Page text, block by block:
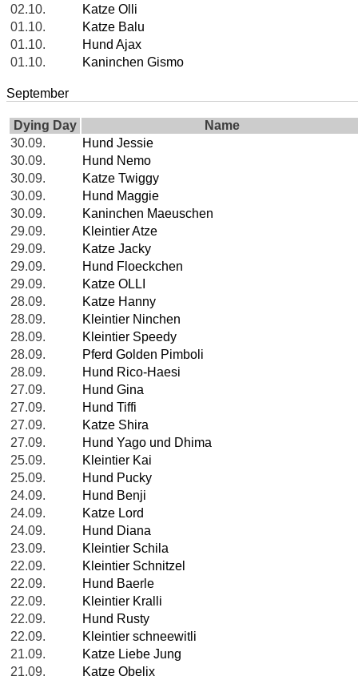
02.10.
Katze Olli
01.10.
Katze Balu
01.10.
Hund Ajax
01.10.
Kaninchen Gismo
September
Dying Day
Name
30.09.
Hund Jessie
30.09.
Hund Nemo
30.09.
Katze Twiggy
30.09.
Hund Maggie
30.09.
Kaninchen Maeuschen
29.09.
Kleintier Atze
29.09.
Katze Jacky
29.09.
Hund Floeckchen
29.09.
Katze OLLI
28.09.
Katze Hanny
28.09.
Kleintier Ninchen
28.09.
Kleintier Speedy
28.09.
Pferd Golden Pimboli
28.09.
Hund Rico-Haesi
27.09.
Hund Gina
27.09.
Hund Tiffi
27.09.
Katze Shira
27.09.
Hund Yago und Dhima
25.09.
Kleintier Kai
25.09.
Hund Pucky
24.09.
Hund Benji
24.09.
Katze Lord
24.09.
Hund Diana
23.09.
Kleintier Schila
22.09.
Kleintier Schnitzel
22.09.
Hund Baerle
22.09.
Kleintier Kralli
22.09.
Hund Rusty
22.09.
Kleintier schneewitli
21.09.
Katze Liebe Jung
21.09.
Katze Obelix